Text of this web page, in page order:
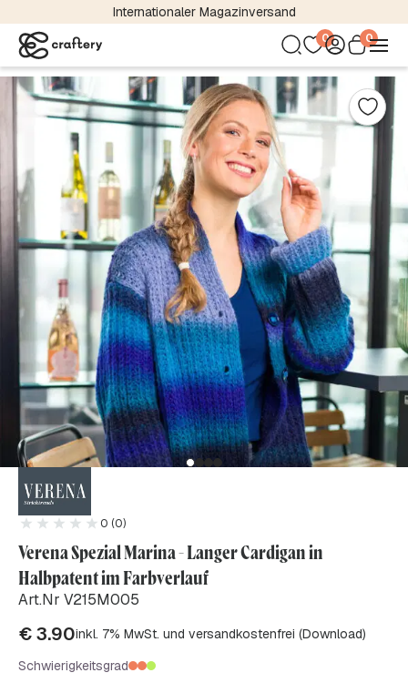
Internationaler Magazinversand
0 0
0 (0)
Verena Spezial Marina - Langer Cardigan in
Halbpatent im Farbverlauf
Art.Nr V215M005
€3.90inkl. 7% MwSt. und versandkostenfrei (Download)
Schwierigkeitsgrad